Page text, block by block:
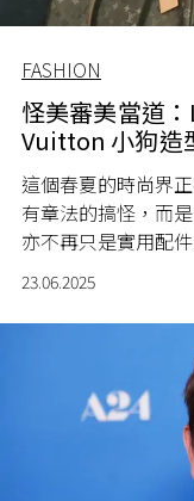
FASHION
怪美審美當道
Vuitton 小狗造
這個春夏的時尚界
有章法的搞怪，而
亦不再只是實用配
23.06.2025